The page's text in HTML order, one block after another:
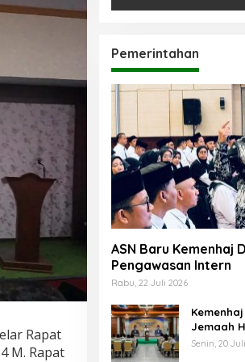
Rapat
M. Rapat
Pemerintahan
ASN Baru Kemenhaj
Pengawasan Intern
Rabu, 22 Juli 2026
Jemaah
Senin, 20